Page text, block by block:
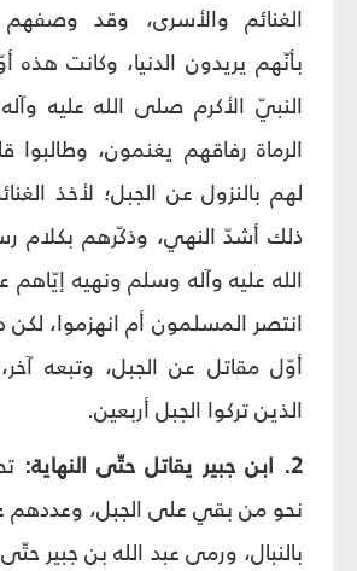
الغنائم والأسرى، وقد وصفهم
بأنّهم يريدون الدنيا، وكانت هذه
النبيّ الأكرم صلى الله عليه
الرماة رفاقهم يغنمون، وطالبوا
لهم بالنزول عن الجبل؛ لأخذ
ذلك أشدّ النهي، وذكّرهم بكلام
الله عليه وآله وسلم ونهيه إيّاهم
انتصر المسلمون أم انهزموا،
أوّل مقاتل عن الجبل، وتبعه
الذين تركوا الجبل أربعين.
2. ابن جبير يقاتل حتّى النهاية:
نحو من بقي على الجبل،
بالنبال، ورمى عبد الله بن جبير